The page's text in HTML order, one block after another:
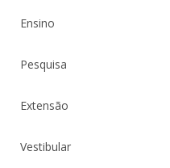
Ensino
Pesquisa
Extensão
Vestibular